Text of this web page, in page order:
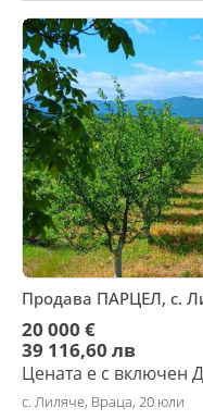
Продава ПАРЦЕЛ, с.
20 000 €
39 116,60 лв
Цената е с включен
с. Лиляче, Враца, 20 юли